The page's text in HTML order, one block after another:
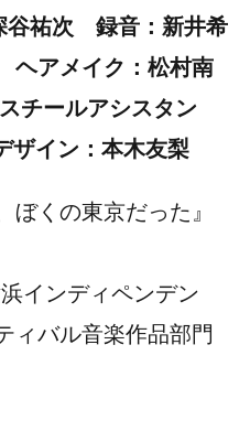
谷祐次 録音：新井希
アメイク：松村南
ールアシスタン
イン：本木友梨
ぼくの東京だった』
インディペンデン
ィバル音楽作品部門